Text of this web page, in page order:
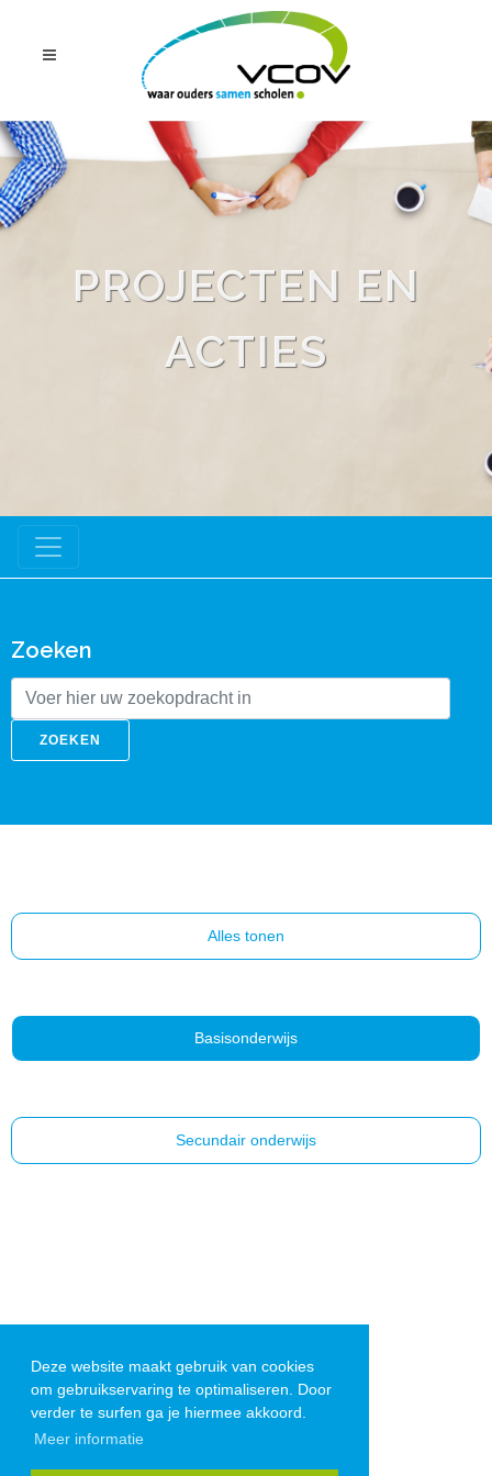
Deze website maakt gebruik van cookies
om gebruikservaring te optimaliseren. Door
verder te surfen ga je hiermee akkoord.
Meer informatie
PROJECTEN EN
ACTIES
Zoeken
ZOEKEN
Alles tonen
Basisonderwijs
Secundair onderwijs